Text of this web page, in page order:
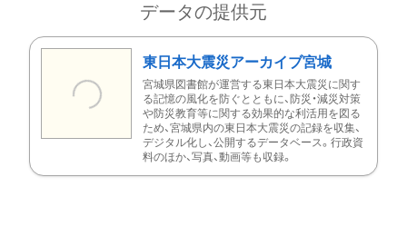
データの提供元
東日本大震災アーカイブ宮城
宮城県図書館が運営する東日本大震災に関す
る記憶の風化を防ぐとともに、防災・減災対策
や防災教育等に関する効果的な利活用を図る
ため、宮城県内の東日本大震災の記録を収集、
デジタル化し、公開するデータベース。行政資
料のほか、写真、動画等も収録。